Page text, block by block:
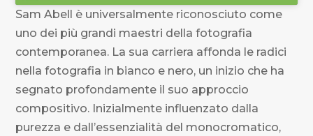
Sam Abell è universalmente riconosciuto come
uno dei più grandi maestri della fotografia
contemporanea. La sua carriera affonda le radici
nella fotografia in bianco e nero, un inizio che ha
segnato profondamente il suo approccio
compositivo. Inizialmente influenzato dalla
purezza e dall’essenzialità del monocromatico,